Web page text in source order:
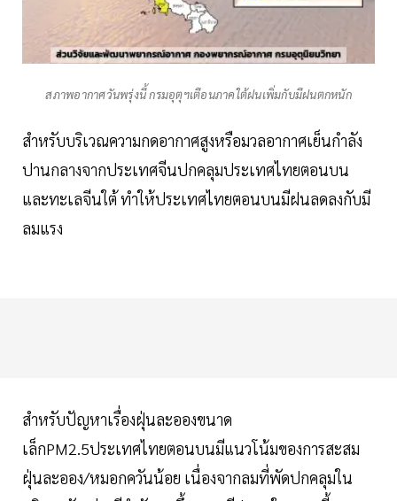
สภาพอากาศวันพรุ่งนี้ กรมอุตุฯเตือนภาคใต้ฝนเพิ่มกับมีฝนตกหนัก
สำหรับบริเวณความกดอากาศสูงหรือมวลอากาศเย็นกำลัง
ปานกลางจากประเทศจีนปกคลุมประเทศไทยตอนบน
และทะเลจีนใต้ ทำให้ประเทศไทยตอนบนมีฝนลดลงกับมี
ลมแรง
สำหรับปัญหาเรื่องฝุ่นละอองขนาด
เล็กPM2.5ประเทศไทยตอนบนมีแนวโน้มของการสะสม
ฝุ่นละออง/หมอกควันน้อย เนื่องจากลมที่พัดปกคลุมใน